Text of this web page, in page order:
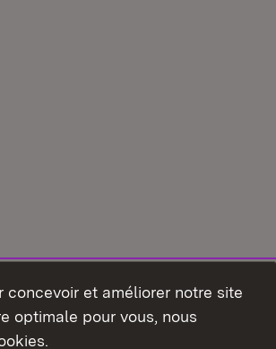
concevoir et améliorer notre site
optimale pour vous, nous